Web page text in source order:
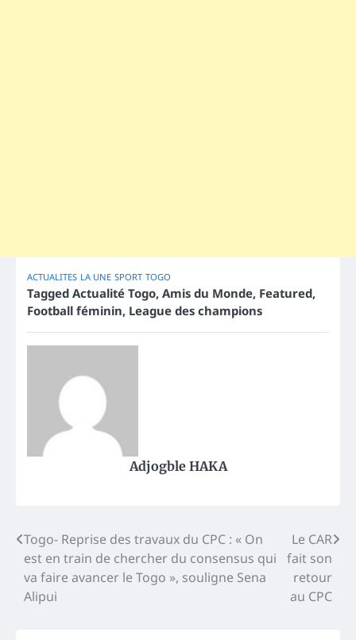
ACTUALITES LA UNE SPORT TOGO
Tagged Actualité Togo, Amis du Monde, Featured,
Football féminin, League des champions
Adjogble HAKA
Post
navigation
Togo- Reprise des travaux du CPC : « On
est en train de chercher du consensus qui
va faire avancer le Togo », souligne Sena
Alipui
Le CAR
fait son
retour
au CPC